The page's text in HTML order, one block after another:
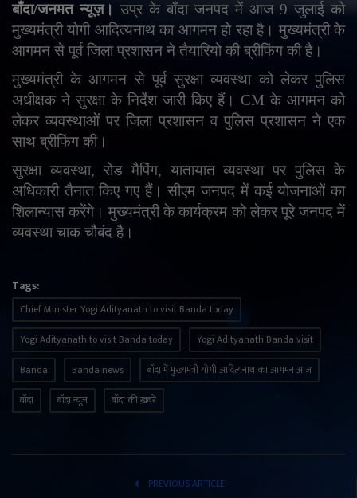
ई-पेपर
Language
English Arabic
बाँदा/जनमत न्यूज़। उप्र के बाँदा जनपद में आज 9 जुलाई को
मुख्यमंत्री योगी आदित्यनाथ का आगमन हो रहा है। मुख्यमंत्री के
आगमन से पूर्व जिला प्रशासन ने तैयारियो की ब्रीफिंग की है।
मुख्यमंत्री के आगमन से पूर्व सुरक्षा व्यवस्था को लेकर पुलिस
अधीक्षक ने सुरक्षा के निर्देश जारी किए हैं। CM के आगमन को
लेकर व्यवस्थाओं पर जिला प्रशासन व पुलिस प्रशासन ने एक
साथ ब्रीफिंग की।
सुरक्षा व्यवस्था, रोड मैपिंग, यातायात व्यवस्था पर पुलिस के
अधिकारी तैनात किए गए हैं। सीएम जनपद में कई योजनाओं का
शिलान्यास करेंगे। मुख्यमंत्री के कार्यक्रम को लेकर पूरे जनपद में
व्यवस्था चाक चौबंद है।
Tags:
Chief Minister Yogi Adityanath to visit Banda today
Yogi Adityanath to visit Banda today
Yogi Adityanath Banda visit
Banda
Banda news
बाँदा में मुख्यमंत्री योगी आदित्यनाथ का आगमन आज
बाँदा
बाँदा न्यूज़ बाँदा की ख़बरें
PREVIOUS ARTICLE